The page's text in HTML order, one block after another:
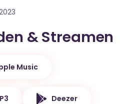
& Streamen
Music
Deezer